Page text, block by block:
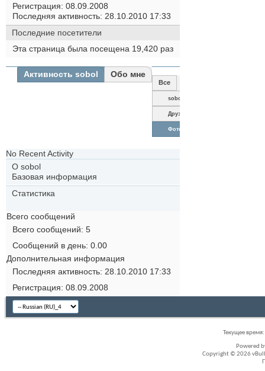
Регистрация 08.09.2008
Последняя активность 28.10.2010 17:33
Последние посетители
Эта страница была посещена 19,420 раз
Активность sobol Обо мне
Все
sobol
Друзья
Фотографии
No Recent Activity
О sobol
Базовая информация
Статистика
Всего сообщений
Всего сообщений 5
Сообщений в день 0.00
Дополнительная информация
Последняя активность 28.10.2010 17:33
Регистрация 08.09.2008
Текущее время:
Powered
Copyright © 2026